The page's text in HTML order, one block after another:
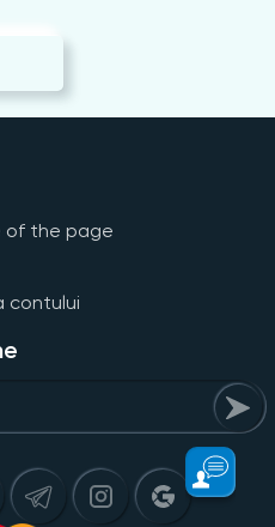
of the page
contului